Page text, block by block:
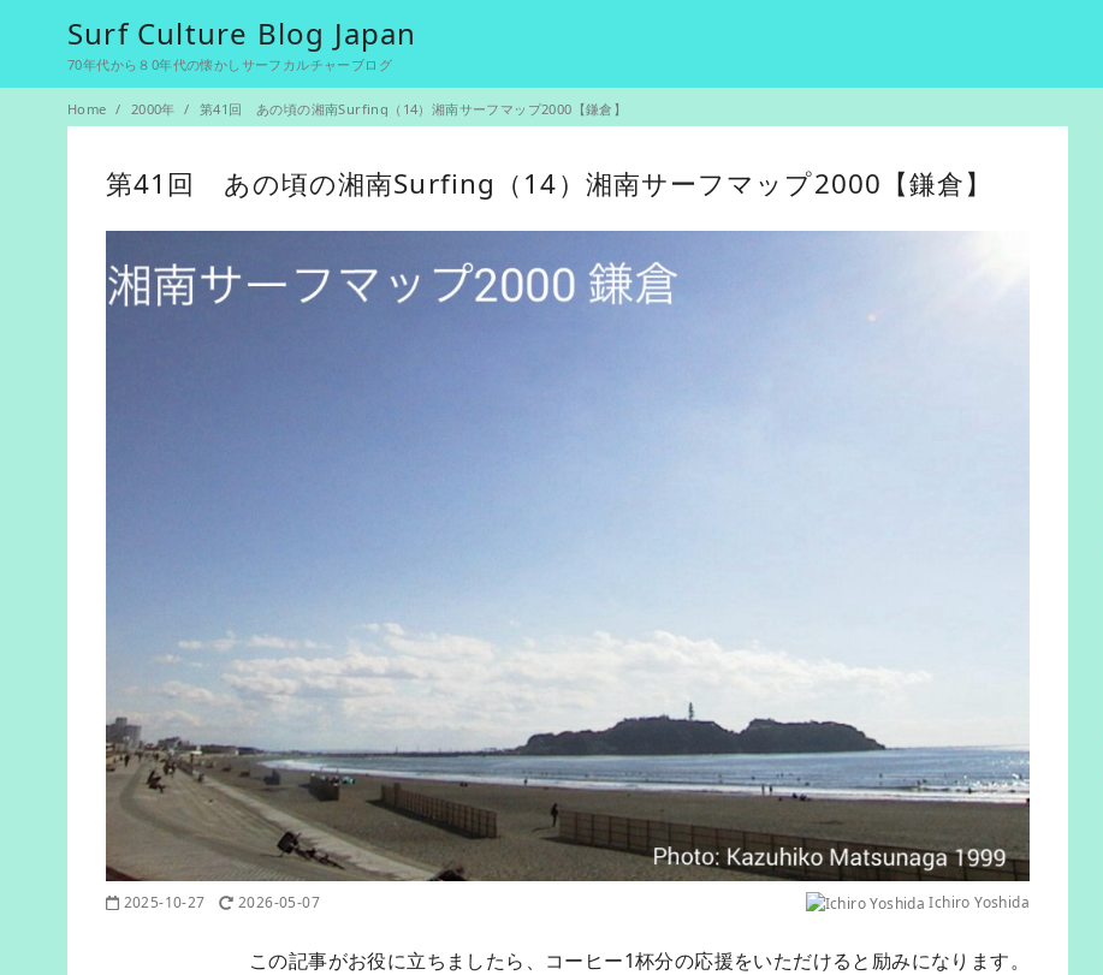
Surf Culture Blog Japan
70年代から８0年代の懐かしサーフカルチャーブログ
Home 2000年 第41回 あの頃の湘南Surfing（14）湘南サーフマップ2000【鎌倉】
第41回 あの頃の湘南Surfing（14）湘南サーフマップ2000【鎌倉】
2025-10-27 2026-05-07 Ichiro Yoshida
この記事がお役に立ちましたら、コーヒー1杯分の応援をいただけると励みになります。